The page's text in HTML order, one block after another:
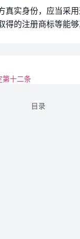
真实身份，应当采
得的注册商标等能
第十二条
目录